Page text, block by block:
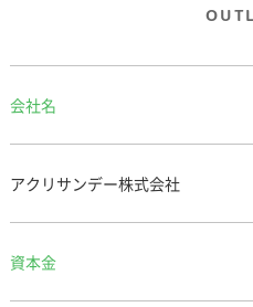
会社名
アクリサンデー株式会社
資本金